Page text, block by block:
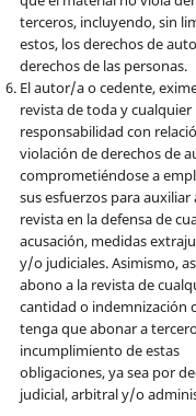
terceros, incluyendo, sin
estos, los derechos de
derechos de las personas.
El autor/a o cedente,
revista de toda y cualquier
responsabilidad con
violación de derechos de
comprometiéndose a
sus esfuerzos para auxiliar
revista en la defensa de
acusación, medidas
y/o judiciales. Asimismo,
abono a la revista de
cantidad o indemnización
tenga que abonar a
incumplimiento de estas
obligaciones, ya sea por
judicial, arbitral y/o